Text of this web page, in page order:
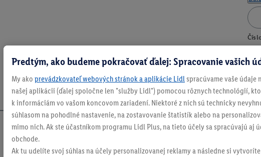
Predtým, ako budeme pokračovať ďalej: Spracovanie vašich
My ako prevádzkovateľ webových stránok a aplikácie Lidl spracúvame vaše údaje
našej aplikácii (ďalej spoločne len "služby Lidl") pomocou rôznych technológií,
k informáciám vo vašom koncovom zariadení. Niektoré z nich sú technicky
súhlasom na pohodlné nastavenie, na zostavovanie štatistík alebo na
mimo nich. Ak ste účastníkom programu Lidl Plus, na tieto účely sa spracúvajú aj
obchode.
Ak tu udelíte svoj súhlas na účely personalizovanej reklamy a následne si